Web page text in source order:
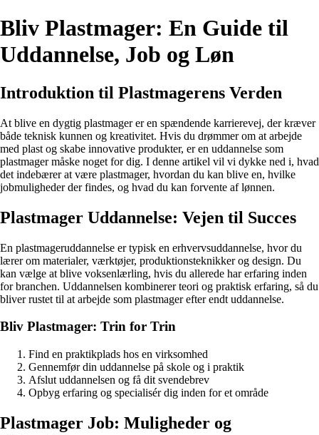
Bliv Plastmager: En Guide til
Uddannelse, Job og Løn
Introduktion til Plastmagerens Verden
At blive en dygtig plastmager er en spændende karrierevej, der kræver
både teknisk kunnen og kreativitet. Hvis du drømmer om at arbejde
med plast og skabe innovative produkter, er en uddannelse som
plastmager måske noget for dig. I denne artikel vil vi dykke ned i, hvad
det indebærer at være plastmager, hvordan du kan blive en, hvilke
jobmuligheder der findes, og hvad du kan forvente af lønnen.
Plastmager Uddannelse: Vejen til Succes
En plastmageruddannelse er typisk en erhvervsuddannelse, hvor du
lærer om materialer, værktøjer, produktionsteknikker og design. Du
kan vælge at blive voksenlærling, hvis du allerede har erfaring inden
for branchen. Uddannelsen kombinerer teori og praktisk erfaring, så du
bliver rustet til at arbejde som plastmager efter endt uddannelse.
Bliv Plastmager: Trin for Trin
Find en praktikplads hos en virksomhed
Gennemfør din uddannelse på skole og i praktik
Afslut uddannelsen og få dit svendebrev
Opbyg erfaring og specialisér dig inden for et område
Plastmager Job: Muligheder og